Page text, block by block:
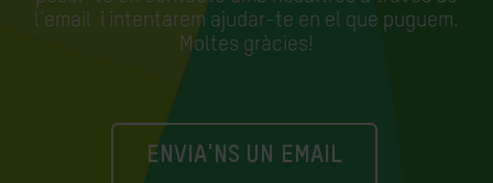
l'email i intentarem ajudar-te en el que puguem.
Moltes gràcies!
ENVIA'NS UN EMAIL